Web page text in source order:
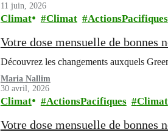
11 juin, 2026
Climat Climat ActionsPacifiques
Votre dose mensuelle de bonnes
Découvrez les changements auxquels
Maria Nallim
30 avril, 2026
Climat ActionsPacifiques Climat
Votre dose mensuelle de bonnes